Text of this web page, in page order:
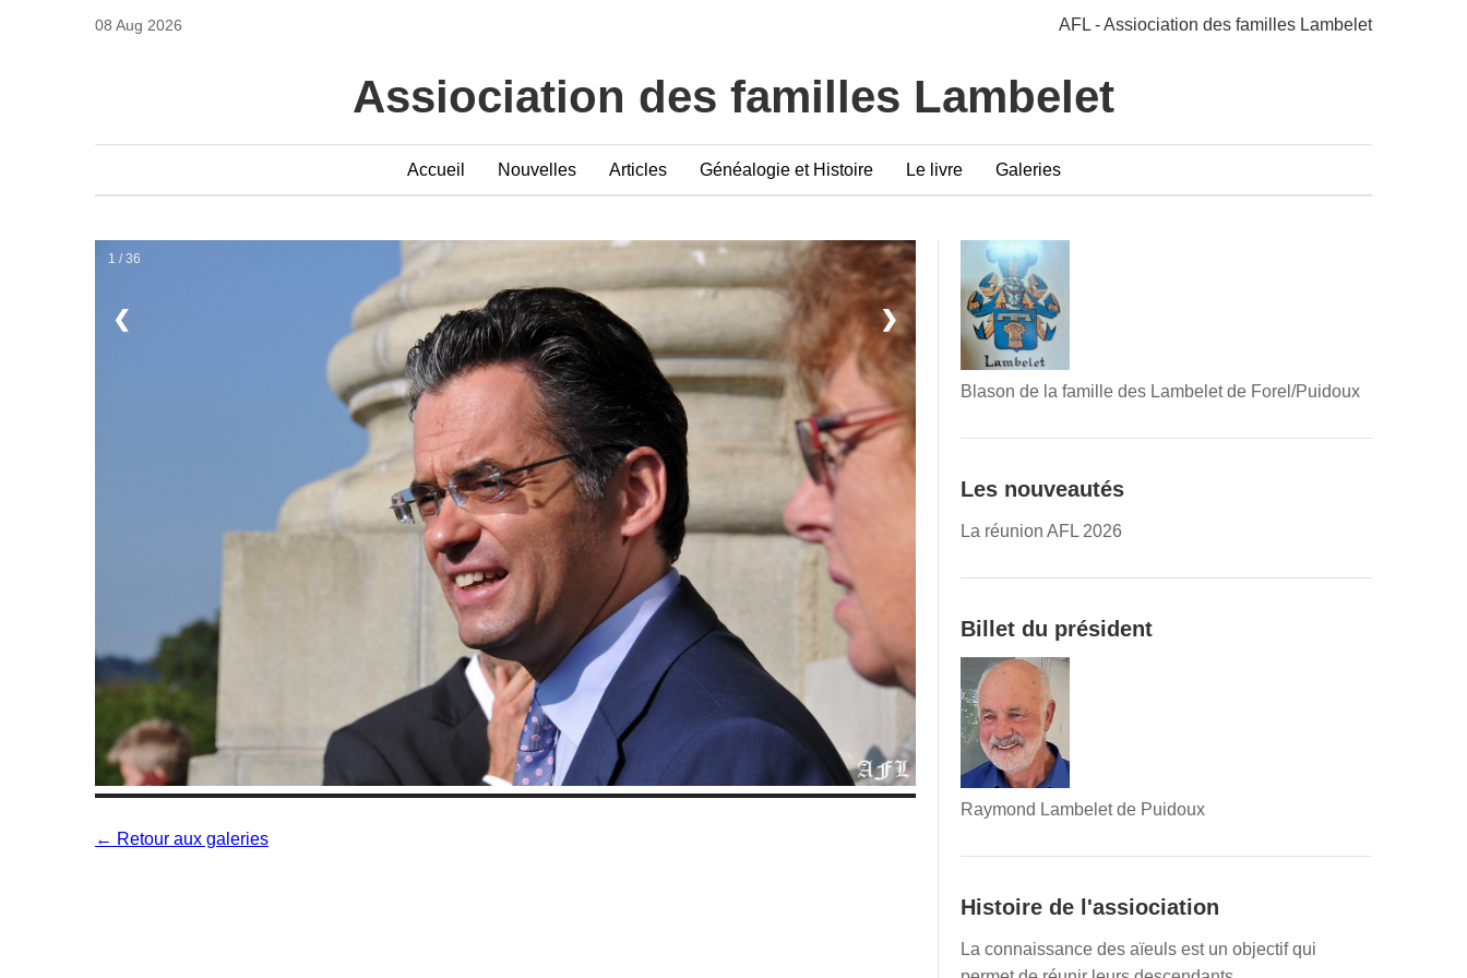
08 Aug 2026 AFL - Assiociation des familles Lambelet
Assiociation des familles Lambelet
Accueil Nouvelles Articles Généalogie et Histoire Le livre Galeries
1 / 36
❮ ❯
← Retour aux galeries
Blason de la famille des Lambelet de Forel/Puidoux
Les nouveautés
La réunion AFL 2026
Billet du président
Raymond Lambelet de Puidoux
Histoire de l'assiociation
La connaissance des aïeuls est un objectif qui